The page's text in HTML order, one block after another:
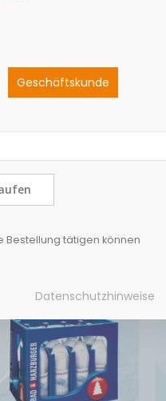
Geschäftskunde
Bestellung tätigen können
Datenschutzhinweise